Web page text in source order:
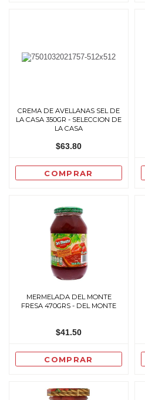
CREMA DE AVELLANAS SEL DE
LA CASA 350GR - SELECCION DE
LA CASA
$63.80
COMPRAR
MERMELADA DEL MONTE
FRESA 470GRS - DEL MONTE
$41.50
COMPRAR